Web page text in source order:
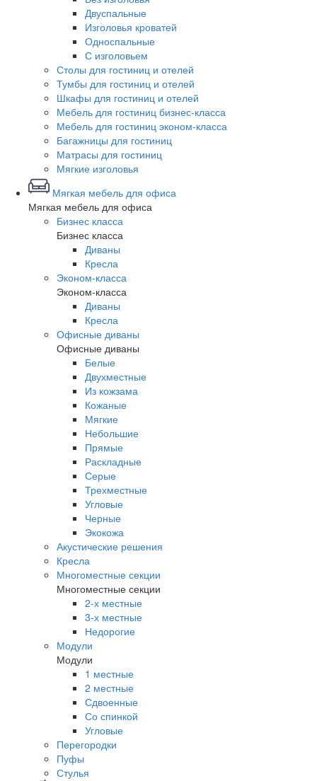
Двуспальные
Изголовья кроватей
Односпальные
С изголовьем
Столы для гостиниц и отелей
Тумбы для гостиниц и отелей
Шкафы для гостиниц и отелей
Мебель для гостиниц бизнес-класса
Мебель для гостиниц эконом-класса
Багажницы для гостиниц
Матрасы для гостиниц
Мягкие изголовья
Мягкая мебель для офиса
Мягкая мебель для офиса
Бизнес класса
Бизнес класса
Диваны
Кресла
Эконом-класса
Эконом-класса
Диваны
Кресла
Офисные диваны
Офисные диваны
Белые
Двухместные
Из кожзама
Кожаные
Мягкие
Небольшие
Прямые
Раскладные
Серые
Трехместные
Угловые
Черные
Экокожа
Акустические решения
Кресла
Многоместные секции
Многоместные секции
2-х местные
3-х местные
Недорогие
Модули
Модули
1 местные
2 местные
Сдвоенные
Со спинкой
Угловые
Перегородки
Пуфы
Стулья